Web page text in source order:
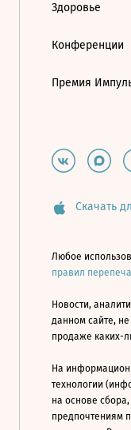
Здоровье
Конференции
Премия
Скачать
Любое
правил
Новости,
данном сайте,
продаже каких-
На
технологии
на основе
предпочтениям